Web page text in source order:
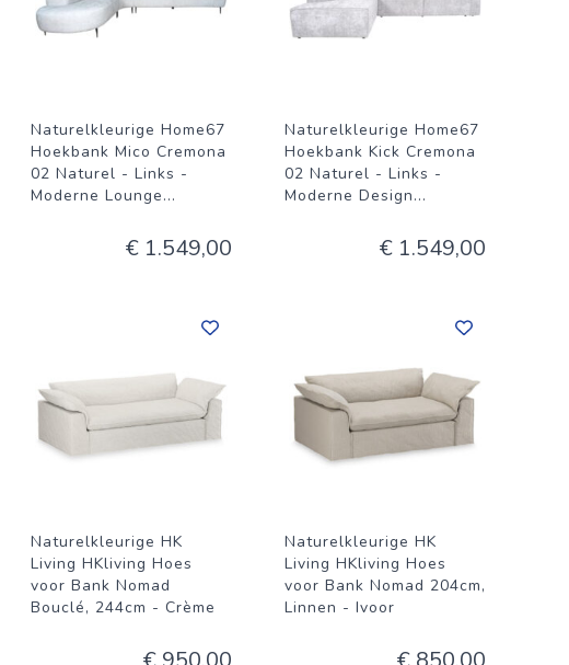
Naturelkleurige Home67
Hoekbank Mico Cremona
02 Naturel - Links -
Moderne Lounge...
€ 1.549,00
Naturelkleurige Home67
Hoekbank Kick Cremona
02 Naturel - Links -
Moderne Design...
€ 1.549,00
Naturelkleurige HK
Living HKliving Hoes
voor Bank Nomad
Bouclé, 244cm - Crème
Naturelkleurige HK
Living HKliving Hoes
voor Bank Nomad 204cm,
Linnen - Ivoor